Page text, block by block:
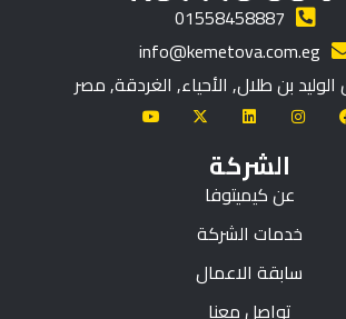
01558458887
info@kemetova.com.eg
الشركة
عن كيميتوفا
خدمات الشركة
سابقة الاعمال
تواصل معنا